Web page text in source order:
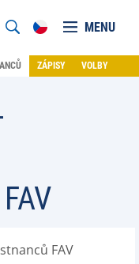
MENU
ZÁPISY VOLBY
FAV